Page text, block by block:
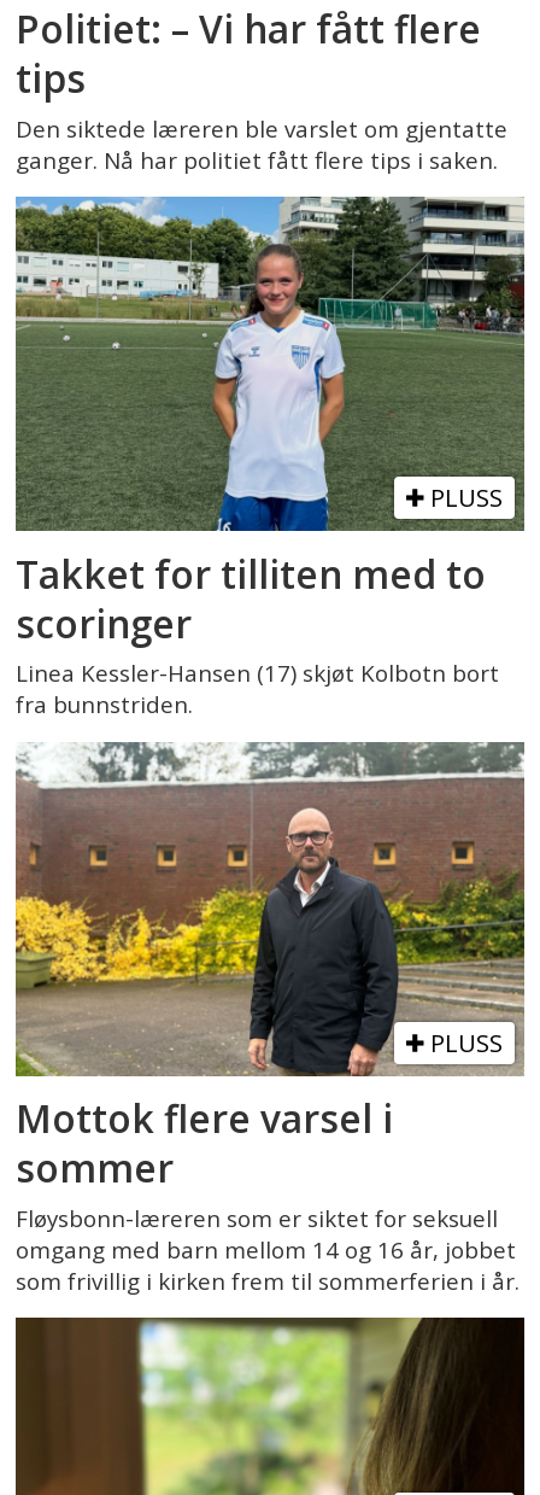
Politiet: – Vi har fått flere
tips
Den siktede læreren ble varslet om gjentatte
ganger. Nå har politiet fått flere tips i saken.
PLUSS
Takket for tilliten med to
scoringer
Linea Kessler-Hansen (17) skjøt Kolbotn bort
fra bunnstriden.
PLUSS
Mottok flere varsel i
sommer
Fløysbonn-læreren som er siktet for seksuell
omgang med barn mellom 14 og 16 år, jobbet
som frivillig i kirken frem til sommerferien i år.